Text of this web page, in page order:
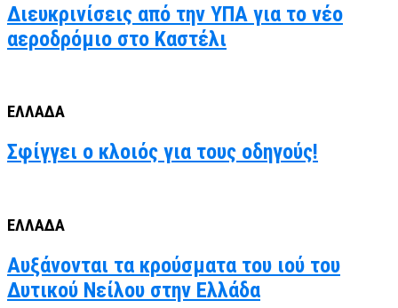
Διευκρινίσεις από την ΥΠΑ για το νέο
αεροδρόμιο στο Καστέλι
ΕΛΛΑΔΑ
Σφίγγει ο κλοιός για τους οδηγούς!
ΕΛΛΑΔΑ
Αυξάνονται τα κρούσματα του ιού του
Δυτικού Νείλου στην Ελλάδα